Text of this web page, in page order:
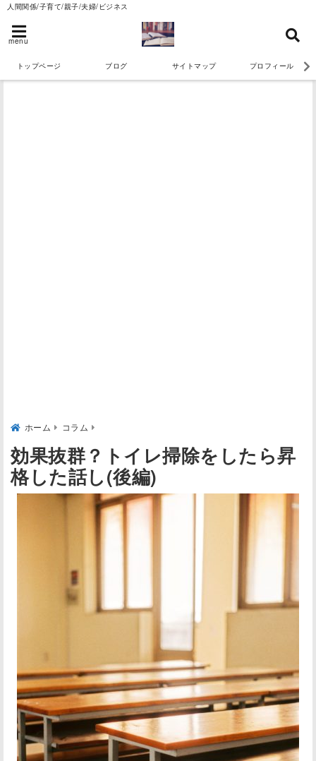
人間関係/子育て/親子/夫婦/ビジネス
menu
トップページ ブログ サイトマップ プロフィール
ホーム コラム
効果抜群？トイレ掃除をしたら昇
格した話し(後編)